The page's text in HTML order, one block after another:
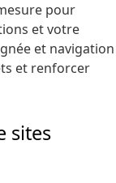
pour
et votre
et navigation
et renforcer
sites